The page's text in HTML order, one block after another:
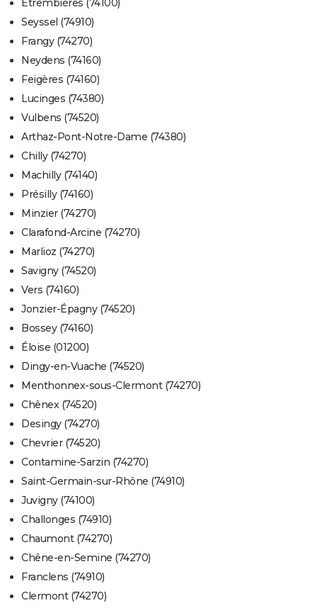
Étrembières (74100)
Seyssel (74910)
Frangy (74270)
Neydens (74160)
Feigères (74160)
Lucinges (74380)
Vulbens (74520)
Arthaz-Pont-Notre-Dame (74380)
Chilly (74270)
Machilly (74140)
Présilly (74160)
Minzier (74270)
Clarafond-Arcine (74270)
Marlioz (74270)
Savigny (74520)
Vers (74160)
Jonzier-Épagny (74520)
Bossey (74160)
Éloise (01200)
Dingy-en-Vuache (74520)
Menthonnex-sous-Clermont (74270)
Chênex (74520)
Desingy (74270)
Chevrier (74520)
Contamine-Sarzin (74270)
Saint-Germain-sur-Rhône (74910)
Juvigny (74100)
Challonges (74910)
Chaumont (74270)
Chêne-en-Semine (74270)
Franclens (74910)
Clermont (74270)